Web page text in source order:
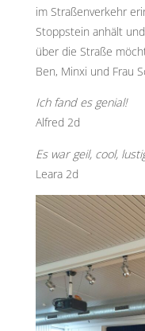
im Straßenverkehr
Stoppstein anhält
über die Straße
​​​​​Ben, Minxi und Frau
Ich fand es genial!
Alfred 2d
Es war geil, cool,
Leara 2d